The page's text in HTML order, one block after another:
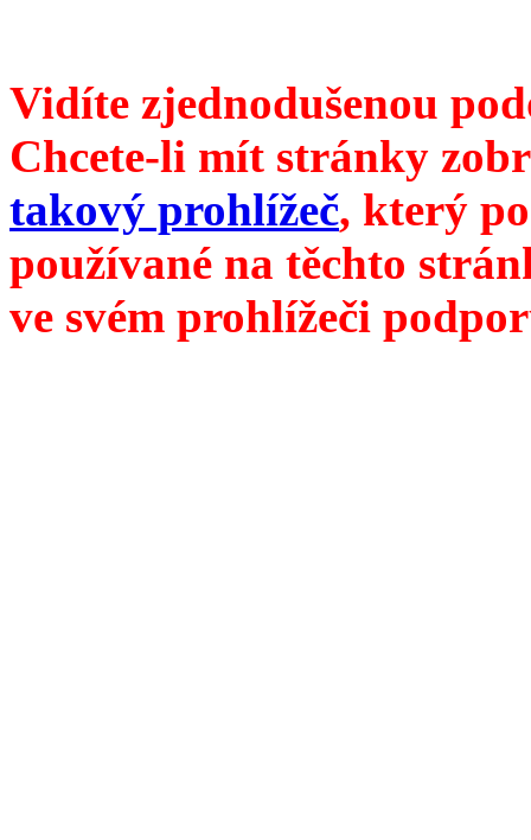
Vidíte zjednodušenou
Chcete-li mít stránky
takový prohlížeč, který
používané na těchto
ve svém prohlížeči